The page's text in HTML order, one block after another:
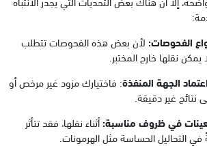
الفحوصات: لأن بعض هذه الفحوصات تتطلب
نقلها خارج المختبر.
الجهة المنفذة: فاختيارك مزود غير مرخص أو
نتائج غير دقيقة.
في ظروف مناسبة:أثناء نقلها، فقد تتأثر
في التحاليل الحساسة مثل الهرمونات.